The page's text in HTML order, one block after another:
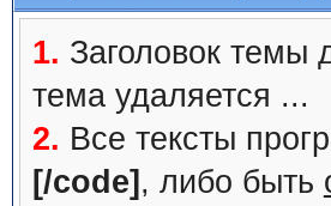
1. Заголовок темы
тема удаляется ...
2. Все тексты
[/code] , либо быть